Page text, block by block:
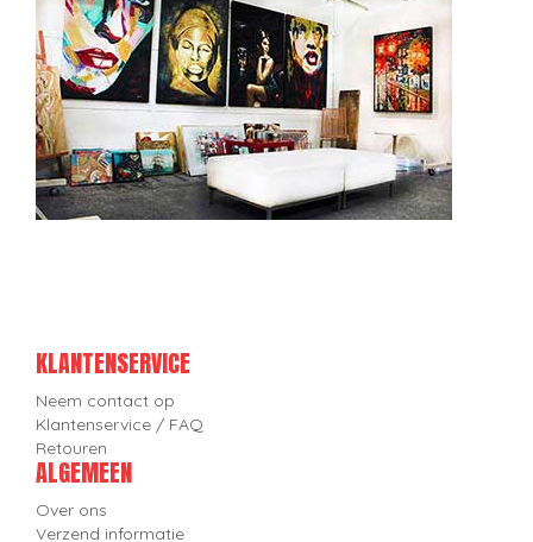
KLANTENSERVICE
Neem contact op
Klantenservice / FAQ
Retouren
ALGEMEEN
Over ons
Verzend informatie